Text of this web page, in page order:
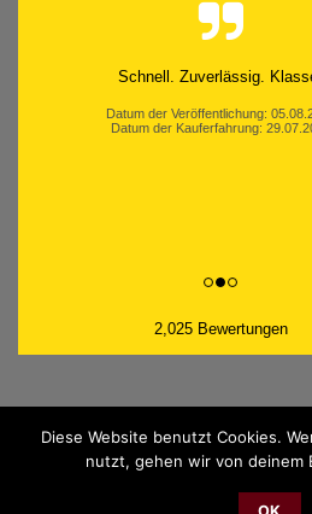
Schnell. Zuverlässig.
Datum der Veröffentlichung:
Datum der Kauferfahrung:
2,025 Bewertungen
Diese Website benutzt Cookies.
nutzt, gehen wir von deinem